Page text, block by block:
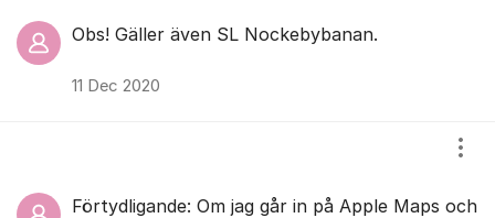
Obs! Gäller även SL Nockebybanan.
11 Dec 2020
Förtydligande: Om jag går in på Apple Maps och